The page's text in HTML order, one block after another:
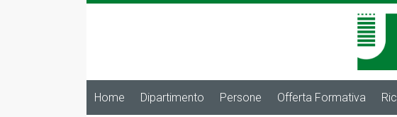
Home Dipartimento Persone Offerta Formativa